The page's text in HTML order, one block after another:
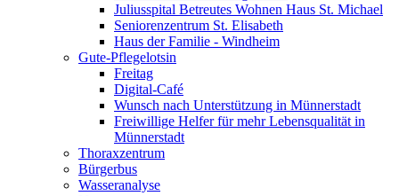
Juliusspital Betreutes Wohnen Haus St. Michael
Seniorenzentrum St. Elisabeth
Haus der Familie - Windheim
Gute-Pflegelotsin
Freitag
Digital-Café
Wunsch nach Unterstützung in Münnerstadt
Freiwillige Helfer für mehr Lebensqualität in
Münnerstadt
Thoraxzentrum
Bürgerbus
Wasseranalyse